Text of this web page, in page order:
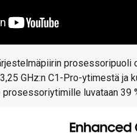
prosessoripuoli
GHz:n C1-Pro-ytimestä ja
luvataan 39